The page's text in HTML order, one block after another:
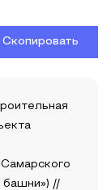
Скопировать
башни») //